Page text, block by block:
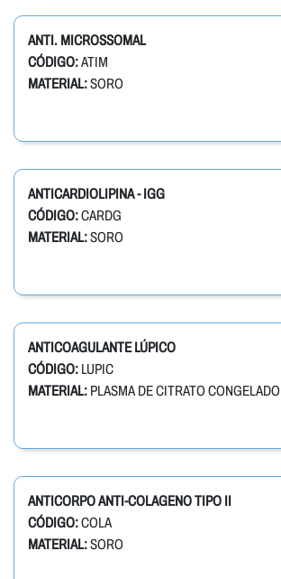
ANTI. MICROSSOMAL
CÓDIGO:ATIM
MATERIAL:SORO
ANTICARDIOLIPINA - IGG
CÓDIGO:CARDG
MATERIAL:SORO
ANTICOAGULANTE LÚPICO
CÓDIGO: LUPIC
MATERIAL: PLASMA DE CITRATO CONGELADO
ANTICORPO ANTI-COLAGENO TIPO II
CÓDIGO:COLA
MATERIAL:SORO